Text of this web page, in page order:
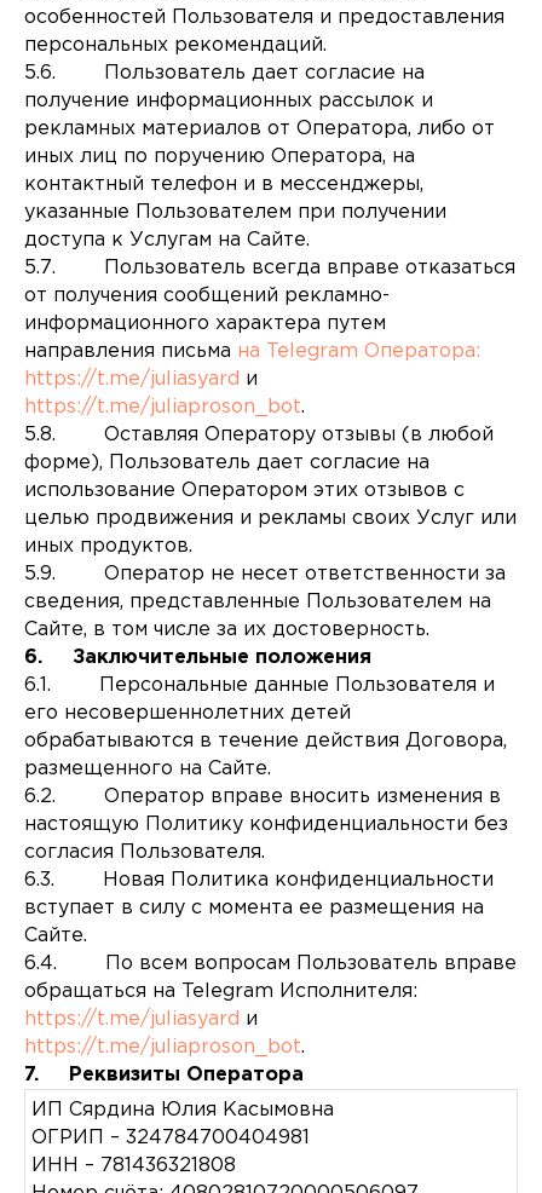
особенностей Пользователя и предоставления
персональных рекомендаций.
5.6. Пользователь дает согласие на
получение информационных рассылок и
рекламных материалов от Оператора, либо от
иных лиц по поручению Оператора, на
контактный телефон и в мессенджеры,
указанные Пользователем при получении
доступа к Услугам на Сайте.
5.7. Пользователь всегда вправе отказаться
от получения сообщений рекламно-
информационного характера путем
направления письма на Telegram Оператора:
https://t.me/juliasyard и
https://t.me/juliaproson_bot.
5.8. Оставляя Оператору отзывы (в любой
форме), Пользователь дает согласие на
использование Оператором этих отзывов с
целью продвижения и рекламы своих Услуг или
иных продуктов.
5.9. Оператор не несет ответственности за
сведения, представленные Пользователем на
Сайте, в том числе за их достоверность.
6. Заключительные положения
6.1. Персональные данные Пользователя и
его несовершеннолетних детей
обрабатываются в течение действия Договора,
размещенного на Сайте.
6.2. Оператор вправе вносить изменения в
настоящую Политику конфиденциальности без
согласия Пользователя.
6.3. Новая Политика конфиденциальности
вступает в силу с момента ее размещения на
Сайте.
6.4. По всем вопросам Пользователь вправе
обращаться на Telegram Исполнителя:
https://t.me/juliasyard и
https://t.me/juliaproson_bot.
7. Реквизиты Оператора
ИП Сярдина Юлия Касымовна
ОГРИП – 324784700404981
ИНН – 781436321808